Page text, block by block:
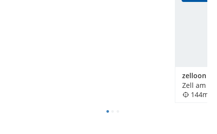
Zell am
144m